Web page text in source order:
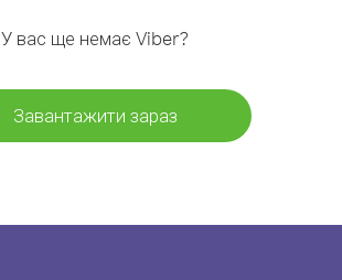
У вас ще немає Viber?
Завантажити зараз